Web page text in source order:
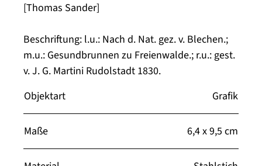
[Thomas Sander]
Beschriftung: l.u.: Nach d. Nat. gez. v. Blechen.;
m.u.: Gesundbrunnen zu Freienwalde.; r.u.: gest.
v. J. G. Martini Rudolstadt 1830.
Objektart
Grafik
Maße 6,4 x 9,5 cm